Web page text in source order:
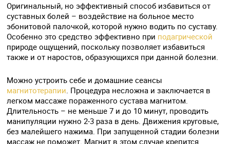
Оригинальный, но эффективный способ избавиться от
суставных болей – воздействие на больное место
эбонитовой палочкой, которой нужно водить по суставу.
Особенно это средство эффективно при подагрической
природе ощущений, поскольку позволяет избавиться
также и от наростов, образующихся при данной болезни.
Можно устроить себе и домашние сеансы
магнитотерапии. Процедура несложна и заключается в
легком массаже пораженного сустава магнитом.
Длительность – не меньше 7 и до 10 минут, проводить
манипуляции нужно 2-3 раза в день. Движения круговые,
без малейшего нажима. При запущенной стадии болезни
массаж не поможет. Магнит в этом случае крепится